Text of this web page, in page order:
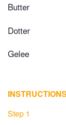
Butter
Dotter
Gelee
INSTRUCTIONS
Step 1